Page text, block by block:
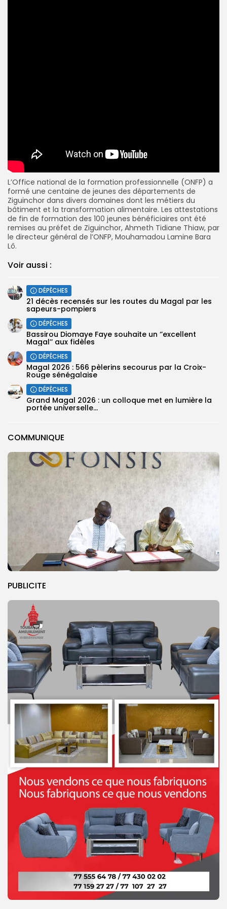
COMMUNIQUE
PUBLICITE
L’Office national de la formation professionnelle (ONFP) a
formé une centaine de jeunes des départements de
Ziguinchor dans divers domaines dont les métiers du
bâtiment et la transformation alimentaire. Les attestations
de fin de formation des 100 jeunes bénéficiaires ont été
remises au préfet de Ziguinchor, Ahmeth Tidiane Thiaw, par
le directeur général de l’ONFP, Mouhamadou Lamine Bara
Lô.
Voir aussi :
DÉPÊCHES
21 décès recensés sur les routes du Magal par les
sapeurs-pompiers
DÉPÊCHES
Bassirou Diomaye Faye souhaite un ‘’excellent
Magal’’ aux fidèles
DÉPÊCHES
Magal 2026 : 566 pèlerins secourus par la Croix-
Rouge sénégalaise
DÉPÊCHES
Grand Magal 2026 : un colloque met en lumière la
portée universelle...